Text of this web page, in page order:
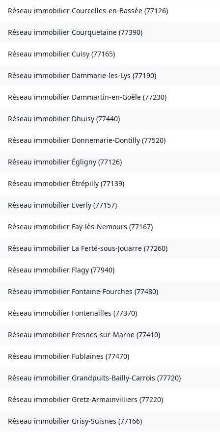
Réseau immobilier Courcelles-en-Bassée (77126)
Réseau immobilier Courquetaine (77390)
Réseau immobilier Cuisy (77165)
Réseau immobilier Dammarie-les-Lys (77190)
Réseau immobilier Dammartin-en-Goële (77230)
Réseau immobilier Dhuisy (77440)
Réseau immobilier Donnemarie-Dontilly (77520)
Réseau immobilier Égligny (77126)
Réseau immobilier Étrépilly (77139)
Réseau immobilier Everly (77157)
Réseau immobilier Faÿ-lès-Nemours (77167)
Réseau immobilier La Ferté-sous-Jouarre (77260)
Réseau immobilier Flagy (77940)
Réseau immobilier Fontaine-Fourches (77480)
Réseau immobilier Fontenailles (77370)
Réseau immobilier Fresnes-sur-Marne (77410)
Réseau immobilier Fublaines (77470)
Réseau immobilier Grandpuits-Bailly-Carrois (77720)
Réseau immobilier Gretz-Armainvilliers (77220)
Réseau immobilier Grisy-Suisnes (77166)